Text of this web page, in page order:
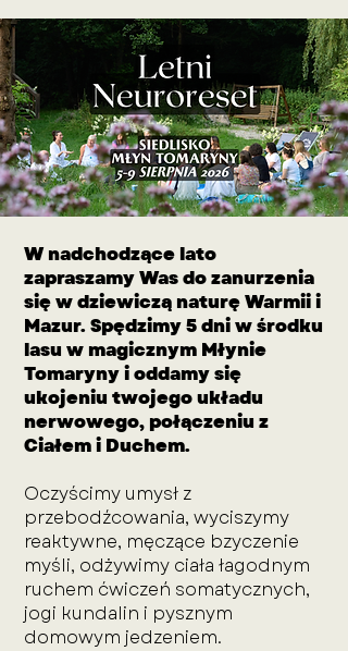
W nadchodzące lato
zapraszamy Was do zanurzenia
się w dziewiczą naturę Warmii i
Mazur. Spędzimy 5 dni w środku
lasu w magicznym Młynie
Tomaryny i oddamy się
ukojeniu twojego układu
nerwowego, połączeniu z
Ciałem i Duchem.
Oczyścimy umysł z
przebodźcowania, wyciszymy
reaktywne, męczące bzyczenie
myśli, odżywimy ciała łagodnym
ruchem ćwiczeń somatycznych,
jogi kundalin i pysznym
domowym jedzeniem.